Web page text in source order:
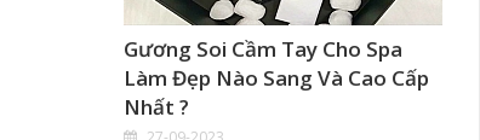
Gương Soi Cầm Tay Cho Spa
Làm Đẹp Nào Sang Và Cao Cấp
Nhất ?